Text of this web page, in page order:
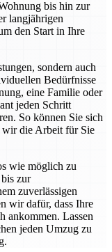
bis hin zur
langjährigen
den Start in Ihre
sondern auch
Bedürfnisse
eine Familie oder
jeden Schritt
So können Sie sich
wir die Arbeit für Sie
wie möglich zu
zur
zuverlässigen
wir dafür, dass Ihre
ankommen. Lassen
jeden Umzug zu